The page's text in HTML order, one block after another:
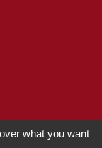
what you want